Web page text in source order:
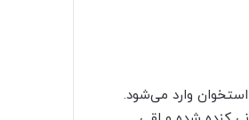
وارد می‌شود.